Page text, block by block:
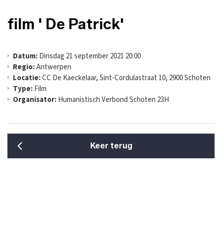
film ' De Patrick'
Datum:Dinsdag 21 september 2021 20:00
Regio:Antwerpen
Locatie:CC De Kaeckelaar, Sint-Cordulastraat 10, 2900 Schoten
Type:Film
Organisator:Humanistisch Verbond Schoten 23H
Keer terug